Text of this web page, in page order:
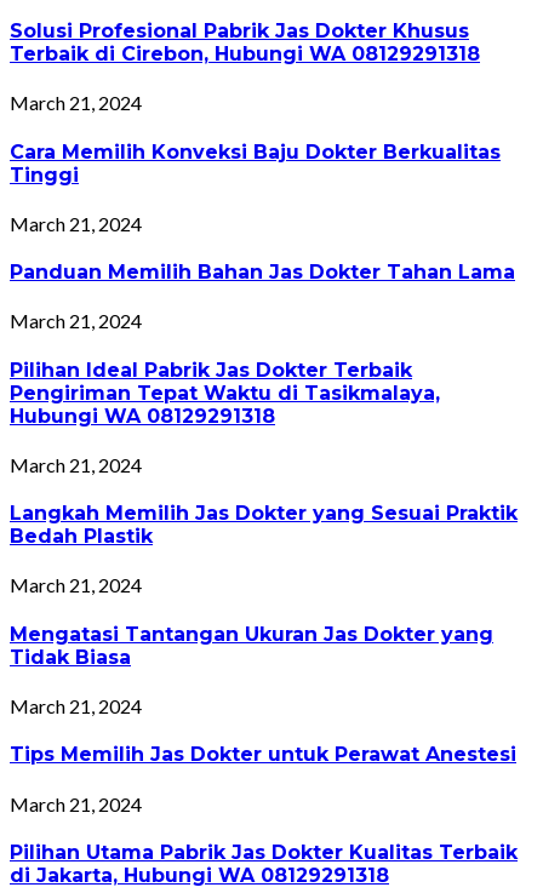
Solusi Profesional Pabrik Jas Dokter Khusus
Terbaik di Cirebon, Hubungi WA 08129291318
March 21, 2024
Cara Memilih Konveksi Baju Dokter Berkualitas
Tinggi
March 21, 2024
Panduan Memilih Bahan Jas Dokter Tahan Lama
March 21, 2024
Pilihan Ideal Pabrik Jas Dokter Terbaik
Pengiriman Tepat Waktu di Tasikmalaya,
Hubungi WA 08129291318
March 21, 2024
Langkah Memilih Jas Dokter yang Sesuai Praktik
Bedah Plastik
March 21, 2024
Mengatasi Tantangan Ukuran Jas Dokter yang
Tidak Biasa
March 21, 2024
Tips Memilih Jas Dokter untuk Perawat Anestesi
March 21, 2024
Pilihan Utama Pabrik Jas Dokter Kualitas Terbaik
di Jakarta, Hubungi WA 08129291318